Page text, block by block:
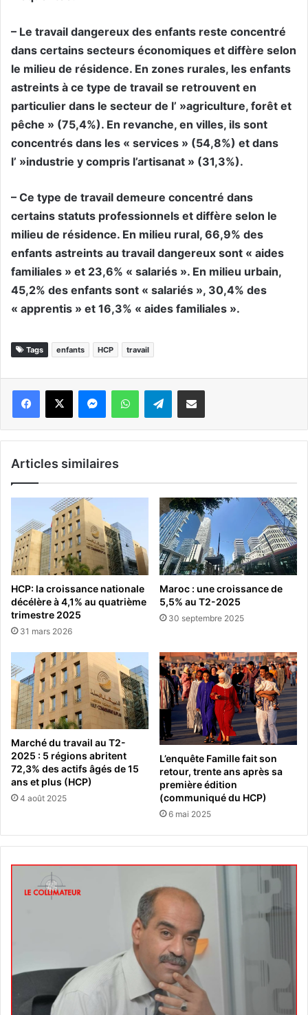
– Le travail dangereux des enfants reste concentré
dans certains secteurs économiques et diffère selon
le milieu de résidence. En zones rurales, les enfants
astreints à ce type de travail se retrouvent en
particulier dans le secteur de l’ »agriculture, forêt et
pêche » (75,4%). En revanche, en villes, ils sont
concentrés dans les « services » (54,8%) et dans
l’ »industrie y compris l’artisanat » (31,3%).
– Ce type de travail demeure concentré dans
certains statuts professionnels et diffère selon le
milieu de résidence. En milieu rural, 66,9% des
enfants astreints au travail dangereux sont « aides
familiales » et 23,6% « salariés ». En milieu urbain,
45,2% des enfants sont « salariés », 30,4% des
« apprentis » et 16,3% « aides familiales ».
Tags enfants HCP travail
WhatsApp Telegram
Articles similaires
HCP: la croissance nationale
décélère à 4,1% au quatrième
trimestre 2025
31 mars 2026
Maroc : une croissance de
5,5% au T2-2025
30 septembre 2025
Marché du travail au T2-
2025 : 5 régions abritent
72,3% des actifs âgés de 15
ans et plus (HCP)
4 août 2025
L’enquête Famille fait son
retour, trente ans après sa
première édition
(communiqué du HCP)
6 mai 2025